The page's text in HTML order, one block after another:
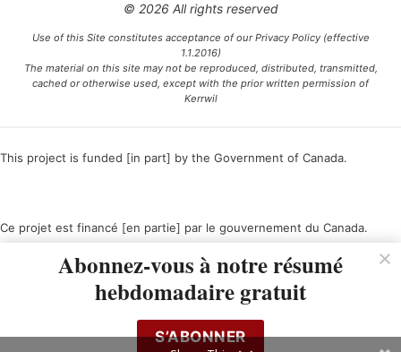
© 2026 All rights reserved
Use of this Site constitutes acceptance of our Privacy Policy (effective
1.1.2016)
The material on this site may not be reproduced, distributed, transmitted,
cached or otherwise used, except with the prior written permission of
Kerrwil
This project is funded [in part] by the Government of Canada.
Ce projet est financé [en partie] par le gouvernement du Canada.
Abonnez-vous à notre résumé
hebdomadaire gratuit
S’ABONNER